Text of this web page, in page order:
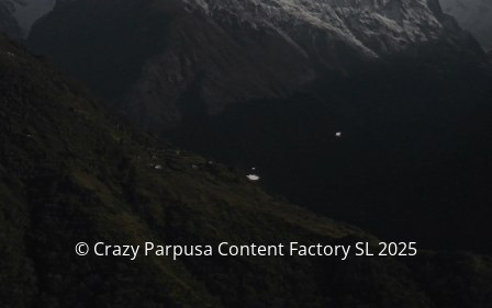
© Crazy Parpusa Content Factory SL 2025